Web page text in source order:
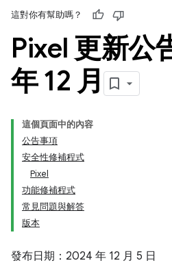
這對你有幫助嗎？
Pixel 更新公
年 12 月
這個頁面中的內容
公告事項
安全性修補程式
Pixel
功能修補程式
常見問題與解答
版本
發布日期：2024 年 12 月 5 日